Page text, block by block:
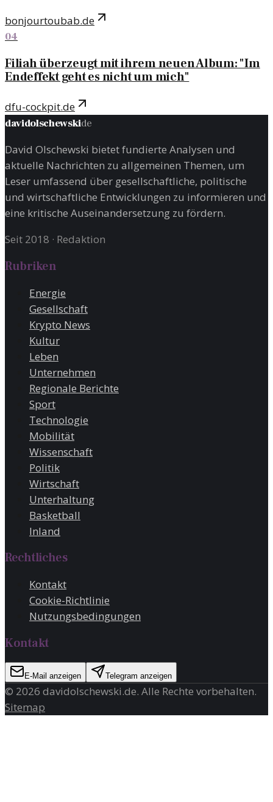
bonjourtoubab.de
04
Filiah überzeugt mit ihrem neuen Album: "Im
Endeffekt geht es nicht um mich"
dfu-cockpit.de
davidolschewskide
David Olschewski bietet fundierte Analysen und
aktuelle Nachrichten zu allgemeinen Themen, um
Leser umfassend über gesellschaftliche, politische
und wirtschaftliche Entwicklungen zu informieren und
eine kritische Auseinandersetzung zu fördern.
Seit 2018 · Redaktion
Rubriken
Energie
Gesellschaft
Krypto News
Kultur
Leben
Unternehmen
Regionale Berichte
Sport
Technologie
Mobilität
Wissenschaft
Politik
Wirtschaft
Unterhaltung
Basketball
Inland
Rechtliches
Kontakt
Cookie-Richtlinie
Nutzungsbedingungen
Kontakt
E-Mail anzeigen Telegram anzeigen
© 2026 davidolschewski.de. Alle Rechte vorbehalten.
Sitemap